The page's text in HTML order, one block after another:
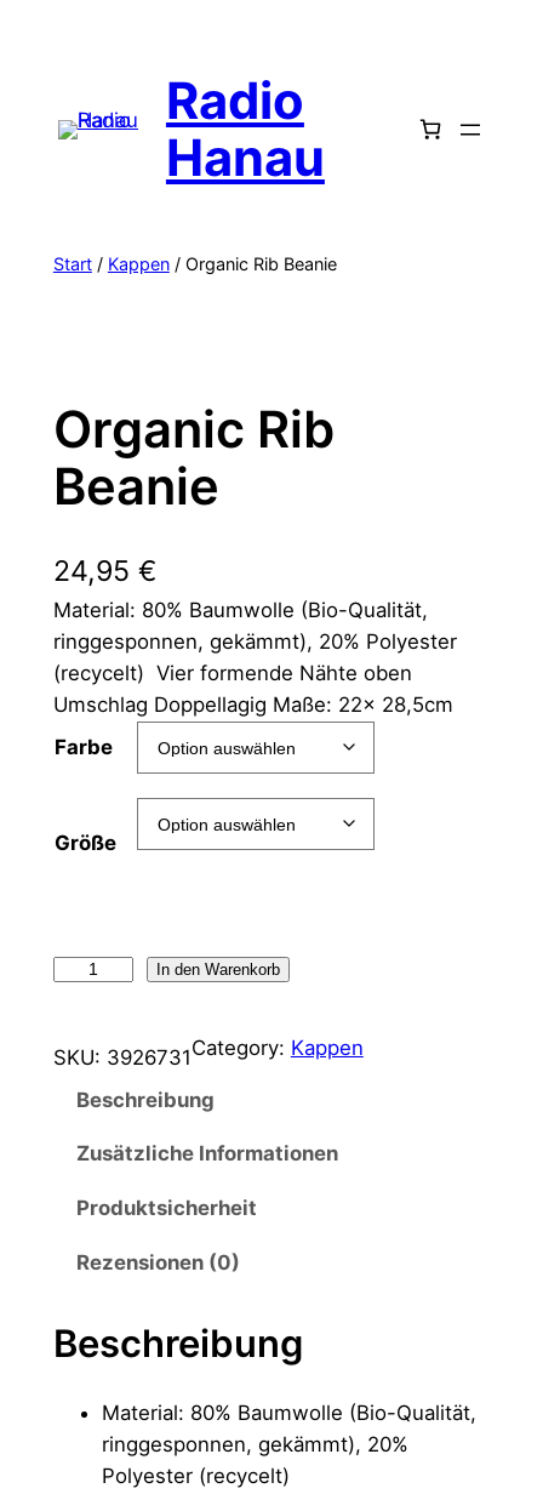
Radio
Hanau
Start/ Kappen/ Organic Rib Beanie
Organic Rib
Beanie
24,95 €
Material: 80% Baumwolle (Bio-Qualität,
ringgesponnen, gekämmt), 20% Polyester
(recycelt) Vier formende Nähte oben
Umschlag Doppellagig Maße: 22x 28,5cm
Farbe
Größe
In den Warenkorb
SKU: 3926731Category: Kappen
Beschreibung
Zusätzliche Informationen
Produktsicherheit
Rezensionen (0)
Beschreibung
Material: 80% Baumwolle (Bio-Qualität,
ringgesponnen, gekämmt), 20%
Polyester (recycelt)